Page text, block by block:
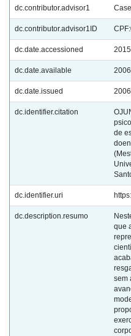
dc.contributor.advisor1
dc.contributor.advisor1ID
dc.date.accessioned
dc.date.available
dc.date.issued
dc.identifier.citation
de
dc.identifier.uri
dc.description.resumo
que
sem